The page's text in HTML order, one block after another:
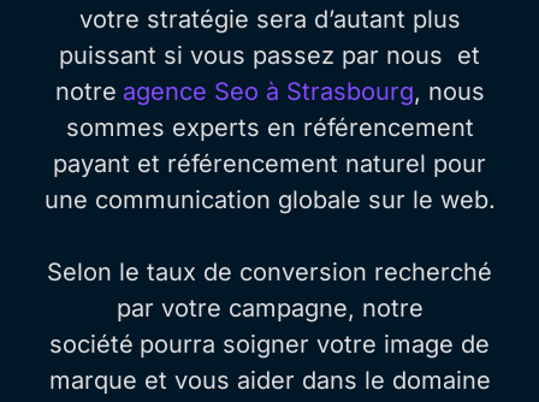
votre stratégie sera d’autant plus
puissant si vous passez par nous et
notre agence Seo à Strasbourg, nous
sommes experts en référencement
payant et référencement naturel pour
une communication globale sur le web.
Selon le taux de conversion recherché
par votre campagne, notre
société pourra soigner votre image de
marque et vous aider dans le domaine